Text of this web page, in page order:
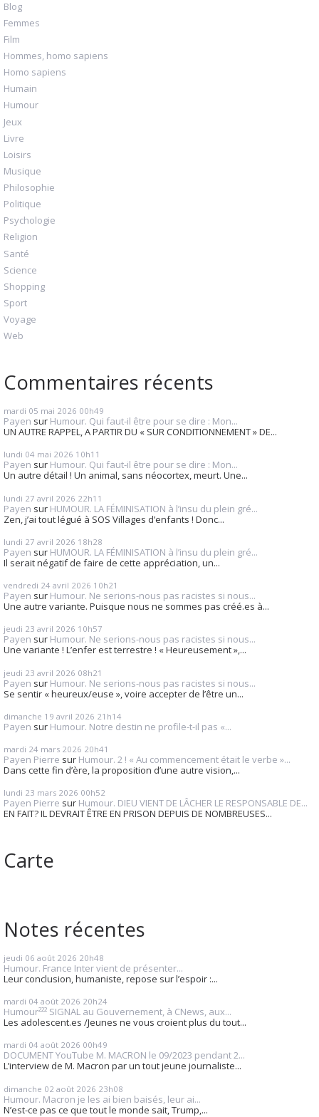
Blog
Femmes
Film
Hommes, homo sapiens
Homo sapiens
Humain
Humour
Jeux
Livre
Loisirs
Musique
Philosophie
Politique
Psychologie
Religion
Santé
Science
Shopping
Sport
Voyage
Web
Commentaires récents
mardi 05 mai 2026 00h49
Payen sur Humour. Qui faut-il être pour se dire : Mon...
UN AUTRE RAPPEL, A PARTIR DU « SUR CONDITIONNEMENT » DE...
lundi 04 mai 2026 10h11
Payen sur Humour. Qui faut-il être pour se dire : Mon...
Un autre détail ! Un animal, sans néocortex, meurt. Une...
lundi 27 avril 2026 22h11
Payen sur HUMOUR. LA FÉMINISATION à l’insu du plein gré...
Zen, j’ai tout légué à SOS Villages d’enfants ! Donc...
lundi 27 avril 2026 18h28
Payen sur HUMOUR. LA FÉMINISATION à l’insu du plein gré...
Il serait négatif de faire de cette appréciation, un...
vendredi 24 avril 2026 10h21
Payen sur Humour. Ne serions-nous pas racistes si nous...
Une autre variante. Puisque nous ne sommes pas créé.es à...
jeudi 23 avril 2026 10h57
Payen sur Humour. Ne serions-nous pas racistes si nous...
Une variante ! L’enfer est terrestre ! « Heureusement »,...
jeudi 23 avril 2026 08h21
Payen sur Humour. Ne serions-nous pas racistes si nous...
Se sentir « heureux/euse », voire accepter de l’être un...
dimanche 19 avril 2026 21h14
Payen sur Humour. Notre destin ne profile-t-il pas «...
mardi 24 mars 2026 20h41
Payen Pierre sur Humour. 2 ! « Au commencement était le verbe »...
Dans cette fin d’ère, la proposition d’une autre vision,...
lundi 23 mars 2026 00h52
Payen Pierre sur Humour. DIEU VIENT DE LÂCHER LE RESPONSABLE DE...
EN FAIT? IL DEVRAIT ÊTRE EN PRISON DEPUIS DE NOMBREUSES...
Carte
Notes récentes
jeudi 06 août 2026 20h48
Humour. France Inter vient de présenter...
Leur conclusion, humaniste, repose sur l’espoir :...
mardi 04 août 2026 20h24
Humour²²² SIGNAL au Gouvernement, à CNews, aux...
Les adolescent.es /Jeunes ne vous croient plus du tout...
mardi 04 août 2026 00h49
DOCUMENT YouTube M. MACRON le 09/2023 pendant 2...
L’interview de M. Macron par un tout jeune journaliste...
dimanche 02 août 2026 23h08
Humour. Macron je les ai bien baisés, leur ai...
N’est-ce pas ce que tout le monde sait, Trump,...